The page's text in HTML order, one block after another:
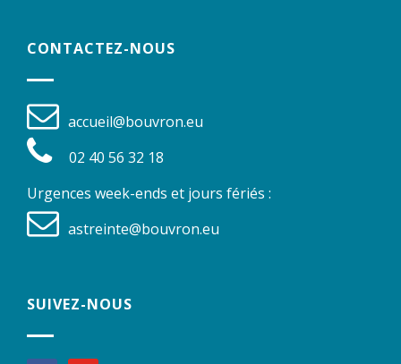
CONTACTEZ-NOUS
accueil@bouvron.eu
02 40 56 32 18
Urgences week-ends et jours fériés :
astreinte@bouvron.eu
SUIVEZ-NOUS